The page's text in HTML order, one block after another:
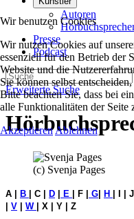
Autoren
Presse
Podcast
Erweiterte Suche
(c) Svenja Pages
A | B | C | D E | F | G H | I | J |
V W | X | Y | Z
Wir benutzen Cookies
Wir nutzen Cookies auf
essenziell für den Betrieb der
Website und die
Sie können selbst
Bitte beachten Sie, dass bei
alle Funktionalitäten der Seite
Akzeptieren Ablehnen